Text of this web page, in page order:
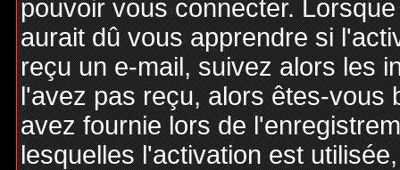
pouvoir vous connecter.
aurait dû vous apprendre si
reçu un e-mail, suivez alors les
l'avez pas reçu, alors êtes-vous
avez fournie lors de
lesquelles l'activation est